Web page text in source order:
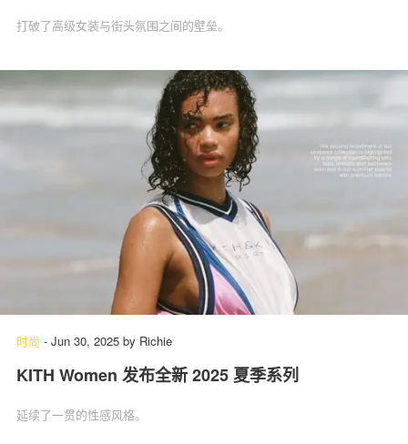
打破了高级女装与街头氛围之间的壁垒。
时尚 - Jun 30, 2025 by Richie
KITH Women 发布全新 2025 夏季系列
延续了一贯的性感风格。